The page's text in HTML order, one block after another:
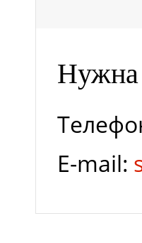
ДВС
Тип
Кол-во
Нужна
E-mail: